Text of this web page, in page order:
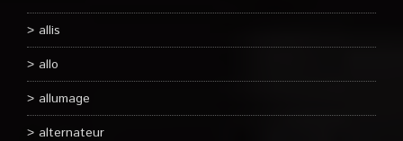
allis
allo
allumage
alternateur